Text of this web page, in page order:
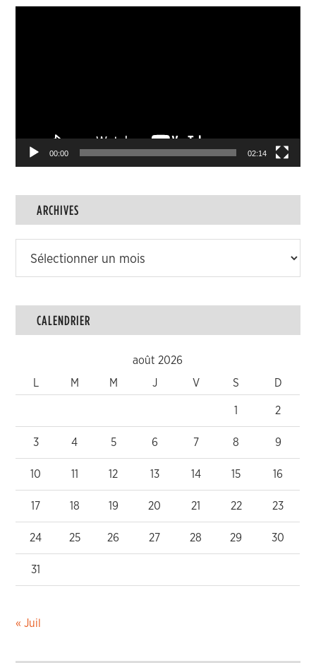
articles
00:00 02:14
ARCHIVES
CALENDRIER
août 2026
M M J V S D
1 2
3 4 5 6 7 8 9
10 11 12 13 14 15 16
17 18 19 20 21 22 23
24 25 26 27 28 29 30
31
« Juil